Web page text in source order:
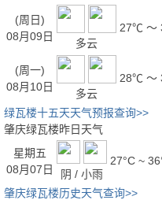
(周日)
08月09日
多云
27℃ ～
(周一)
08月10日
多云
28℃ ～
绿瓦楼十五天天气预报查询>>
肇庆绿瓦楼昨日天气
星期五
08月07日
阴 / 小雨
27°C ~
肇庆绿瓦楼历史天气查询>>